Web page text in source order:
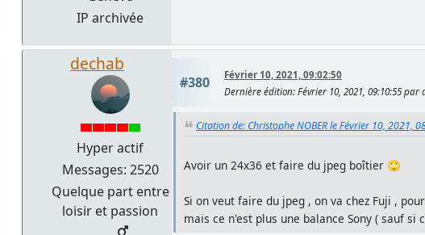
IP archivée
dechab
Hyper actif
Messages: 2520
Quelque part entre
loisir et passion
#380
Février 10, 2021, 09:02:50
Dernière édition: Février 10, 2021, 09:10:55 par
Citation de: Christophe NOBER le Février 10, 2021,
Avoir un 24x36 et faire du jpeg boîtier 🙄
Si on veut faire du jpeg , on va chez Fuji ,
mais ce n'est plus une balance Sony ( sauf si